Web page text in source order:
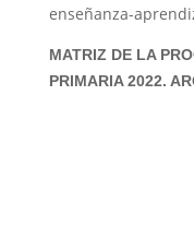
enseñanza-
MATRIZ DE LA
PRIMARIA 2022.